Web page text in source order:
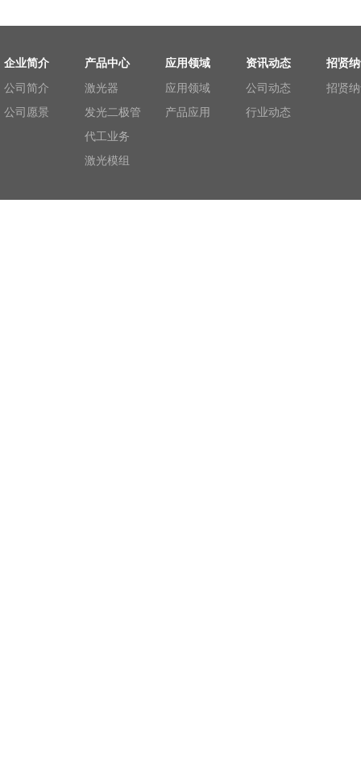
企业简介
公司简介
公司愿景
产品中心
激光器
发光二极管
代工业务
激光模组
应用领域
应用领域
产品应用
资讯动态
公司动态
行业动态
招贤
招贤